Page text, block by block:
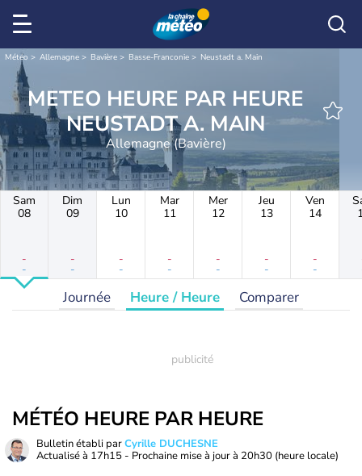
Météo Allemagne Bavière Basse-Franconie Neustadt a. Main
METEO HEURE PAR HEURE
NEUSTADT A. MAIN
Allemagne (Bavière)
Sam
08
-
-
Dim
09
-
-
Lun
10
-
-
Mar
11
-
-
Mer
12
-
-
Jeu
13
-
-
Ven
14
-
-
Journée Heure / Heure Comparer
MÉTÉO HEURE PAR HEURE
Bulletin établi parCyrille DUCHESNE
Actualisé à 17h15 - Prochaine mise à jour à 20h30 (heure locale)